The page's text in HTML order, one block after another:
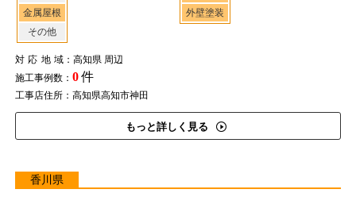
金属屋根
その他
外壁塗装
対応地域：高知県 周辺
施工事例数： 0件
工事店住所：高知県高知市神田
もっと詳しく見る
香川県